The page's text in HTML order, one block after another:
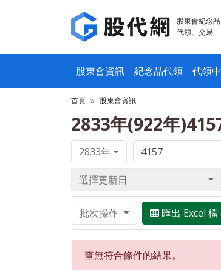
股東會紀念品
代領、交易
股東會資訊 紀念品代領 代領
首頁 股東會資訊
2833年(922年
2833年
選擇更新日
批次操作 匯出 Excel 檔
查無符合條件的結果。